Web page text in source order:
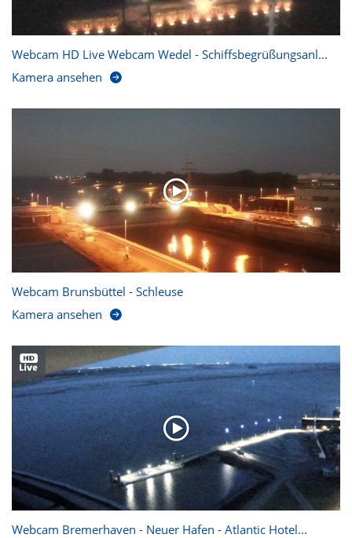
Webcam HD Live Webcam Wedel - Schiffsbegrüßungsanl...
Kamera ansehen
Webcam Brunsbüttel - Schleuse
Kamera ansehen
Webcam Bremerhaven - Neuer Hafen - Atlantic Hotel...